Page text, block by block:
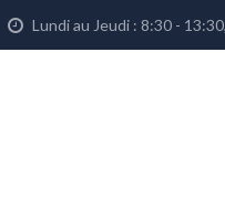
Lundi au Jeudi : 8:30 -